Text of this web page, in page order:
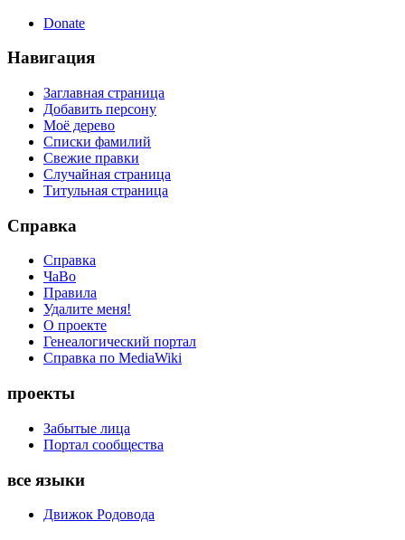
Donate
Навигация
Заглавная страница
Добавить персону
Моё дерево
Списки фамилий
Свежие правки
Случайная страница
Титульная страница
Справка
Справка
ЧаВо
Правила
Удалите меня!
О проекте
Генеалогический портал
Справка по MediaWiki
проекты
Забытые лица
Портал сообщества
все языки
Движок Родовода